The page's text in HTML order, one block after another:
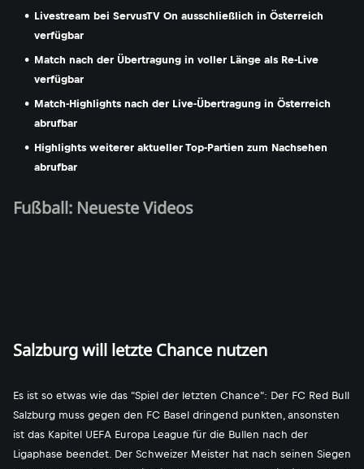
Livestream bei ServusTV On ausschließlich in Österreich
verfügbar
Match nach der Übertragung in voller Länge als Re-Live
verfügbar
Match-Highlights nach der Live-Übertragung in Österreich
abrufbar
Highlights weiterer aktueller Top-Partien zum Nachsehen
abrufbar
Fußball: Neueste Videos
Salzburg will letzte Chance nutzen
Es ist so etwas wie das "Spiel der letzten Chance": Der FC Red Bull
Salzburg muss gegen den FC Basel dringend punkten, ansonsten
ist das Kapitel UEFA Europa League für die Bullen nach der
Ligaphase beendet. Der Schweizer Meister hat nach seinen Siegen